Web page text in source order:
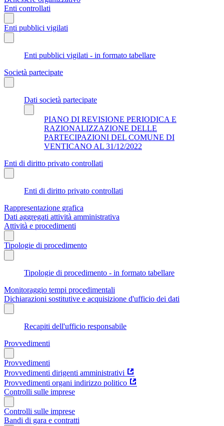
Enti controllati
Enti pubblici vigilati
Enti pubblici vigilati - in formato tabellare
Società partecipate
Dati società partecipate
PIANO DI REVISIONE PERIODICA E
RAZIONALIZZAZIONE DELLE
PARTECIPAZIONI DEL COMUNE DI
VENTICANO AL 31/12/2022
Enti di diritto privato controllati
Enti di diritto privato controllati
Rappresentazione grafica
Dati aggregati attività amministrativa
Attività e procedimenti
Tipologie di procedimento
Tipologie di procedimento - in formato tabellare
Monitoraggio tempi procedimentali
Dichiarazioni sostitutive e acquisizione d'ufficio dei dati
Recapiti dell'ufficio responsabile
Provvedimenti
Provvedimenti
Provvedimenti dirigenti amministrativi
Provvedimenti organi indirizzo politico
Controlli sulle imprese
Controlli sulle imprese
Bandi di gara e contratti